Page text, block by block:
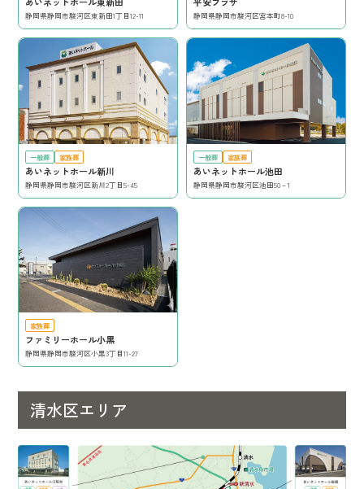
静岡県静岡市駿河区東新田1丁目12-11 静岡県静岡市駿河区宮本町8-10
一般葬 家族葬
あいネットホール新川
静岡県静岡市駿河区新川2丁目5-45
一般葬 家族葬
あいネットホール池田
静岡県静岡市駿河区池田50－1
家族葬
ファミリーホール小黒
静岡県静岡市駿河区小黒3丁目11-27
清水区エリア